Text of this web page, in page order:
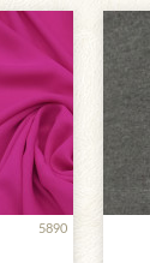
5890